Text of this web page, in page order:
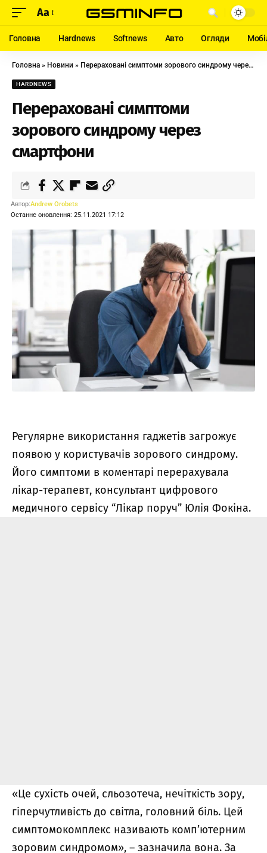
Aa
Головна Hardnews Softnews Авто Огляди
Головна » Новини » Перераховані симптоми зорового синдрому через смартфони
HARDNEWS
Перераховані симптоми
зорового синдрому через
смартфони
Останнє оновлення: 25.11.2021 17:12
Автор:Andrew Orobets
Регулярне використання гаджетів загрожує
появою у користувачів зорового синдрому.
Його симптоми в коментарі перерахувала
лікар-терапевт, консультант цифрового
медичного сервісу “Лікар поруч” Юлія Фокіна.
«Це сухість очей, сльозотеча, нечіткість зору,
гіперчутливість до світла, головний біль. Цей
симптомокомплекс називають комп’ютерним
зоровим синдромом», – зазначила вона. За